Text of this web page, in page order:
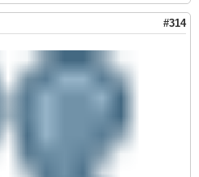
#314